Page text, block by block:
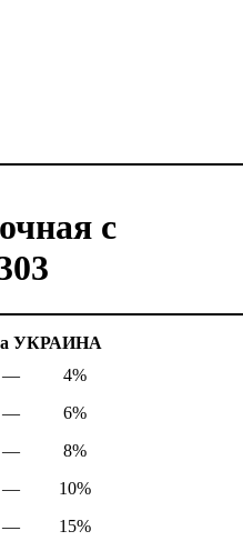
с
УКРАИНА
—
4%
—
6%
—
8%
—
10%
—
15%